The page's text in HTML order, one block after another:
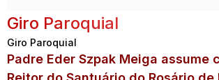
Giro Paroquial
Giro Paroquial
Padre Eder Szpak Meiga assume